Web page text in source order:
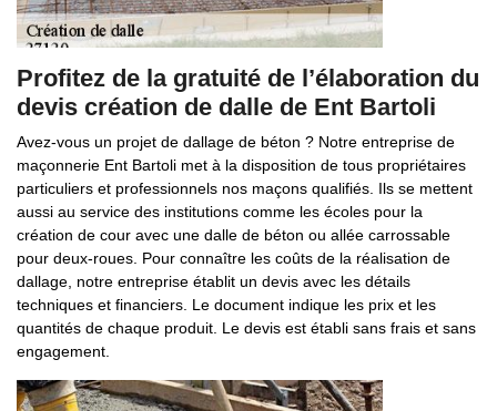
Profitez de la gratuité de l’élaboration du
devis création de dalle de Ent Bartoli
Avez-vous un projet de dallage de béton ? Notre entreprise de
maçonnerie Ent Bartoli met à la disposition de tous propriétaires
particuliers et professionnels nos maçons qualifiés. Ils se mettent
aussi au service des institutions comme les écoles pour la
création de cour avec une dalle de béton ou allée carrossable
pour deux-roues. Pour connaître les coûts de la réalisation de
dallage, notre entreprise établit un devis avec les détails
techniques et financiers. Le document indique les prix et les
quantités de chaque produit. Le devis est établi sans frais et sans
engagement.